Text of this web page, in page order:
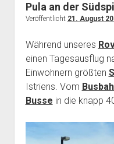
Pula an der
Veröffentlicht 21. August
Während unseres
einen Tagesausflug
Einwohnern größten
Istriens. Vom
Busse in die knapp